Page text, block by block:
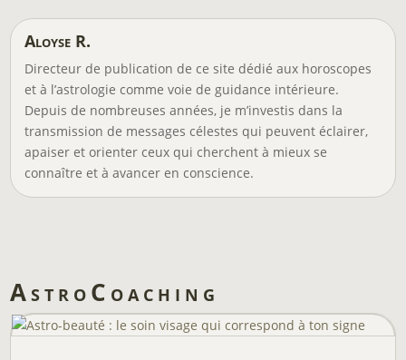
Aloyse R.
Directeur de publication de ce site dédié aux horoscopes
et à l’astrologie comme voie de guidance intérieure.
Depuis de nombreuses années, je m’investis dans la
transmission de messages célestes qui peuvent éclairer,
apaiser et orienter ceux qui cherchent à mieux se
connaître et à avancer en conscience.
AstroCoaching